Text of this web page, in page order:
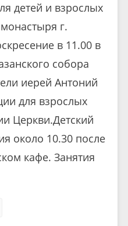
детей и взрослых
г.
в 11.00 в
собора
иерей Антоний
для взрослых
Церкви.Детский
около 10.30 после
кафе. Занятия